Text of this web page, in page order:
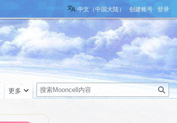
中文（中国大陆） 创建账号 登录
更多
搜
索